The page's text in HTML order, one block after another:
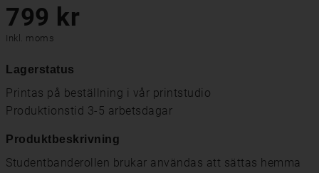
799 kr
Inkl. moms
Lagerstatus
Printas på beställning i vår printstudio
Produktionstid 3-5 arbetsdagar
Produktbeskrivning
Studentbanderollen brukar användas att sättas hemma